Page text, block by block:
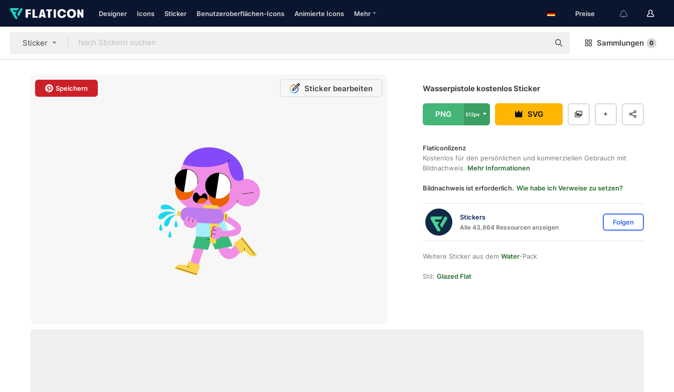
Designer Icons Sticker Benutzeroberflächen-Icons Animierte Icons Mehr Preise
Sticker Sammlungen 0
Speichern Sticker bearbeiten Wasserpistole kostenlos Sticker
PNG 512px SVG
Flaticonlizenz
Kostenlos für den persönlichen und kommerziellen Gebrauch mit
Bildnachweis. Mehr Informationen
Bildnachweis ist erforderlich. Wie habe ich Verweise zu setzen?
Stickers
Alle 43,864 Ressourcen anzeigen
Folgen
Weitere Sticker aus dem Water-Pack
Stil: Glazed Flat